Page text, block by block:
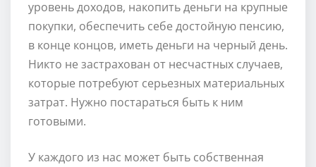
уровень доходов, накопить деньги на крупные
покупки, обеспечить себе достойную пенсию,
в конце концов, иметь деньги на черный день.
Никто не застрахован от несчастных случаев,
которые потребуют серьезных материальных
затрат. Нужно постараться быть к ним
готовыми.
У каждого из нас может быть собственная